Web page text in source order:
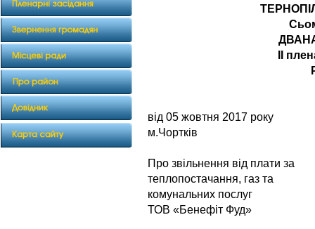
II
від 05 жовтня
м.Чортків
Про звільнення від плати за
теплопостачання, газ та
комунальних послуг
ТОВ «Бенефіт Фуд»